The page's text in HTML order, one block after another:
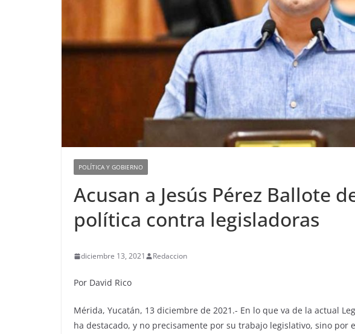
POLÍTICA Y GOBIERNO
Acusan a Jesús Pérez Ballote
política contra legisladoras
diciembre 13, 2021 Redaccion
Por David Rico
Mérida, Yucatán, 13 diciembre de 2021.- En lo que va de la actual
ha destacado, y no precisamente por su trabajo legislativo, sino por